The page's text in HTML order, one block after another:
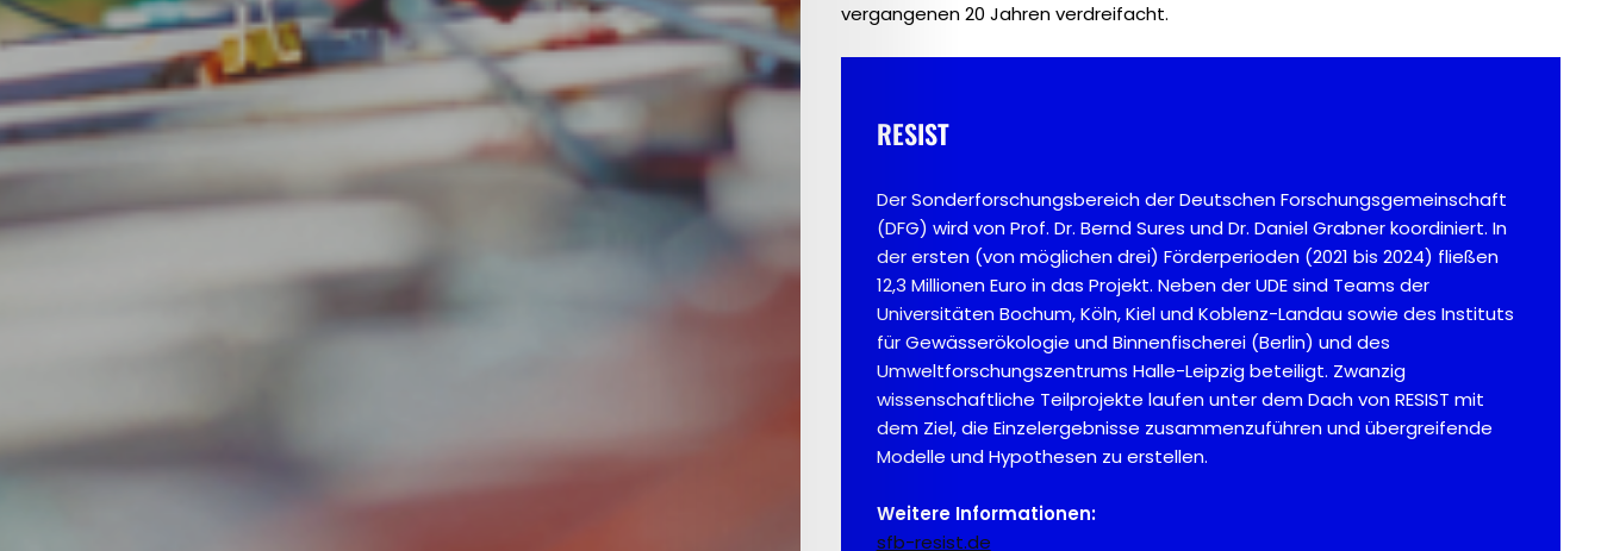
vergangenen 20 Jahren verdreifacht.
RESIST
Der Sonderforschungsbereich der Deutschen Forschungsgemeinschaft
(DFG) wird von Prof. Dr. Bernd Sures und Dr. Daniel Grabner koordiniert. In
der ersten (von möglichen drei) Förderperioden (2021 bis 2024) fließen
12,3 Millionen Euro in das Projekt. Neben der UDE sind Teams der
Universitäten Bochum, Köln, Kiel und Koblenz-Landau sowie des Instituts
für Gewässerökologie und Binnenfischerei (Berlin) und des
Umweltforschungszentrums Halle-Leipzig beteiligt. Zwanzig
wissenschaftliche Teilprojekte laufen unter dem Dach von RESIST mit
dem Ziel, die Einzelergebnisse zusammenzuführen und übergreifende
Modelle und Hypothesen zu erstellen.
Weitere Informationen:
sfb-resist.de